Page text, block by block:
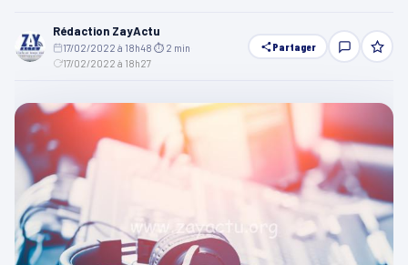
Rédaction ZayActu
17/02/2022 à 18h48 ⏱ 2 min
17/02/2022 à 18h27
Partager